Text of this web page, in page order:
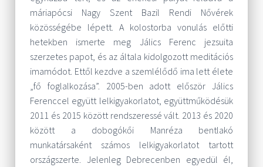
máriapócsi Nagy Szent Bazil Rendi Nővérek
közösségébe lépett. A kolostorba vonulás előtti
hetekben ismerte meg Jálics Ferenc jezsuita
szerzetes papot, és az általa kidolgozott meditációs
imamódot. Ettől kezdve a szemlélődő ima lett élete
„fő foglalkozása”. 2005-ben adott először Jálics
Ferenccel együtt lelkigyakorlatot, együttműködésük
2011 és 2015 között rendszeressé vált. 2013 és 2020
között a dobogókői Manréza bentlakó
munkatársaként számos lelkigyakorlatot tartott
országszerte. Jelenleg Debrecenben egyedül él,